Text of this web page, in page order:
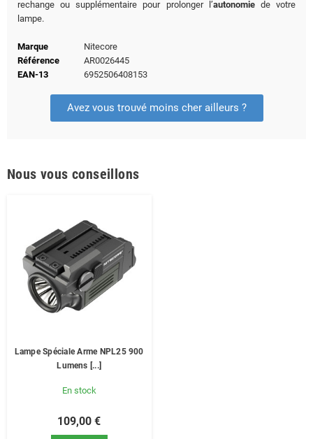
rechange ou supplémentaire pour prolonger l’autonomiede votre
lampe.
Marque
Nitecore
Référence
AR0026445
EAN-13
6952506408153
Avez vous trouvé moins cher ailleurs ?
Nous vous conseillons
Lampe Spéciale Arme NPL25 900
Lumens [...]
En stock
109,00 €